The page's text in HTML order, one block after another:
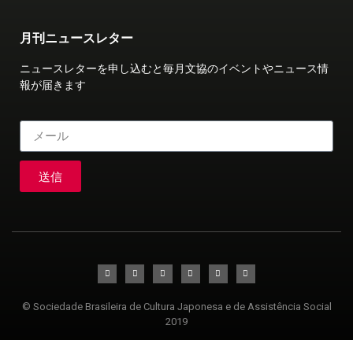
月刊ニュースレター
ニュースレターを申し込むと毎月文協のイベントやニュース情
報が届きます
送信
© Sociedade Brasileira de Cultura Japonesa e de Assistência Social
2019